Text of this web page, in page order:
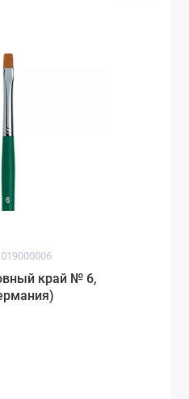
край № 6,